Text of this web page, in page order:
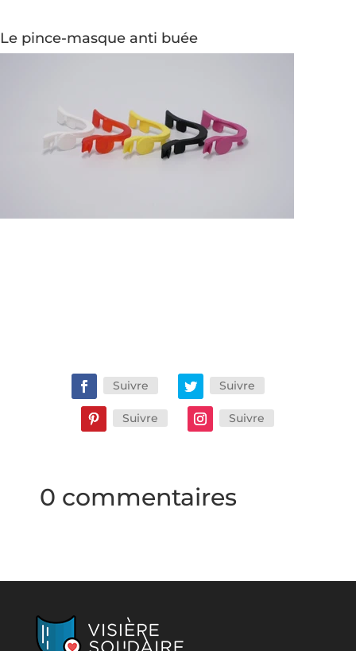
Le pince-masque anti buée
Suivre Suivre
Suivre Suivre
0 commentaires